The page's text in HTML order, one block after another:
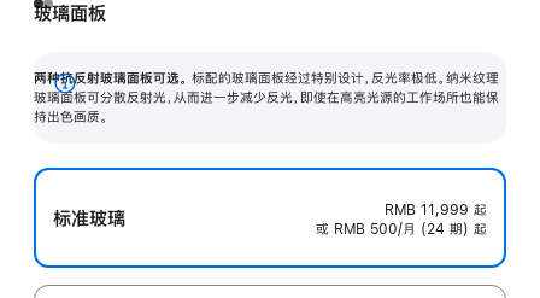
玻璃面板
两种抗反射玻璃面板可选。 标配的玻璃面板经过特别设计，反光率极低。纳米纹理
玻璃面板可分散反射光，从而进一步减少反光，即使在高亮光源的工作场所也能保
持出色画质。
展
开
标准玻璃 RMB 11,999 起
或 RMB 500/月 (24 期) 起